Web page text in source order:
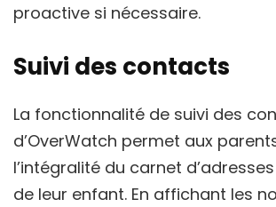
proactive si nécessaire.
Suivi des contacts
La fonctionnalité de suivi des
d’OverWatch permet aux
l’intégralité du carnet
de leur enfant. En affichant les